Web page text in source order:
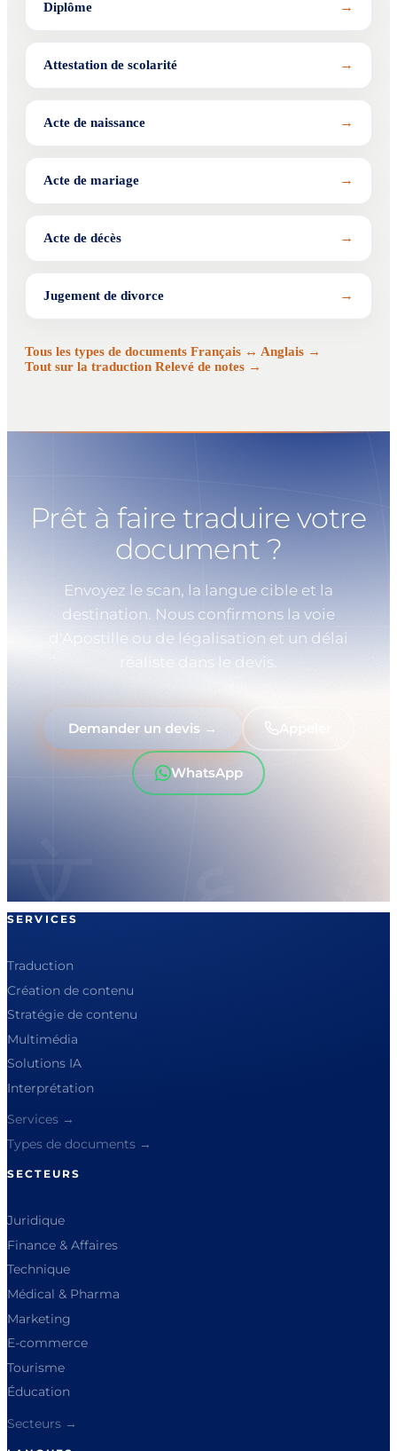
Diplôme →
Attestation de scolarité →
Acte de naissance →
Acte de mariage →
Acte de décès →
Jugement de divorce →
Tous les types de documents Français ↔ Anglais →
Tout sur la traduction Relevé de notes →
Prêt à faire traduire votre
document ?
Envoyez le scan, la langue cible et la
destination. Nous confirmons la voie
d'Apostille ou de légalisation et un délai
réaliste dans le devis.
Demander un devis → Appeler
WhatsApp
SERVICES
Traduction
Création de contenu
Stratégie de contenu
Multimédia
Solutions IA
Interprétation
Services →
Types de documents →
SECTEURS
Juridique
Finance & Affaires
Technique
Médical & Pharma
Marketing
E-commerce
Tourisme
Éducation
Secteurs →